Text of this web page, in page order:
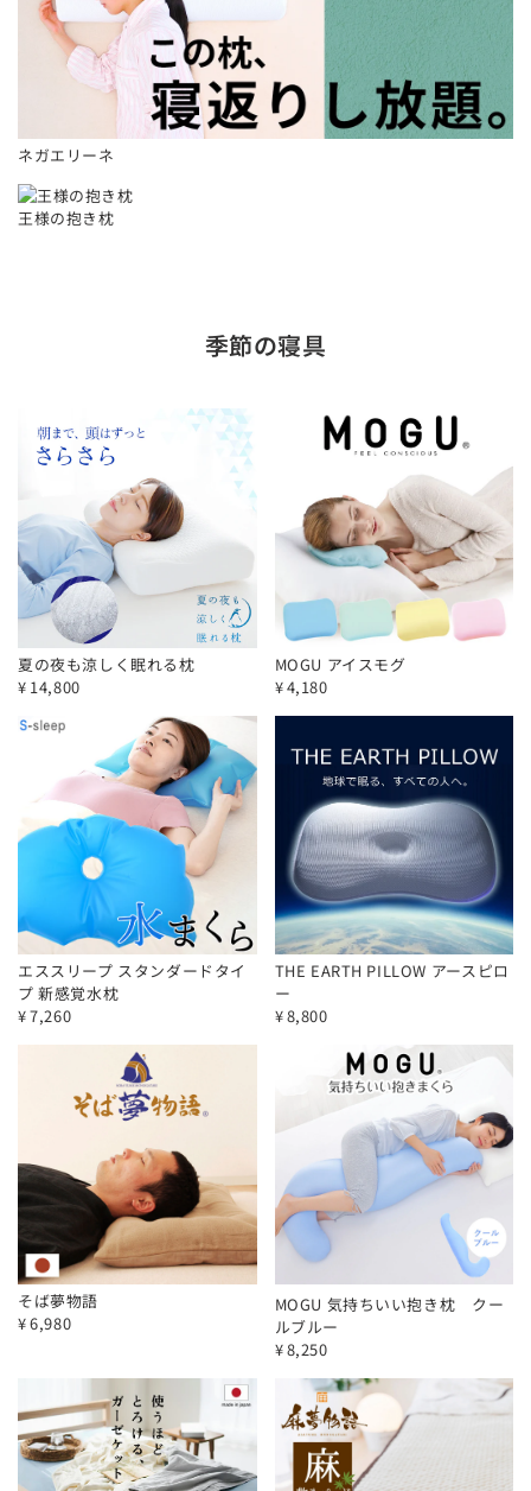
ネガエリーネ
王様の抱き枕
季節の寝具
夏の夜も涼しく眠れる枕
¥ 14,800
MOGU アイスモグ
¥4,180
エススリープ スタンダードタイ
プ 新感覚水枕
¥7,260
THE EARTH PILLOW アースピロ
ー
¥8,800
そば夢物語
¥6,980
MOGU 気持ちいい抱き枕 クー
ルブルー
¥8,250